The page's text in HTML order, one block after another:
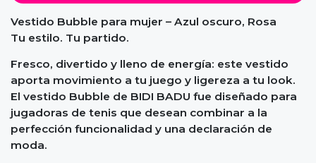
Vestido Bubble para mujer – Azul oscuro, Rosa
Tu estilo. Tu partido.
Fresco, divertido y lleno de energía: este vestido
aporta movimiento a tu juego y ligereza a tu look.
El vestido Bubble de BIDI BADU fue diseñado para
jugadoras de tenis que desean combinar a la
perfección funcionalidad y una declaración de
moda.